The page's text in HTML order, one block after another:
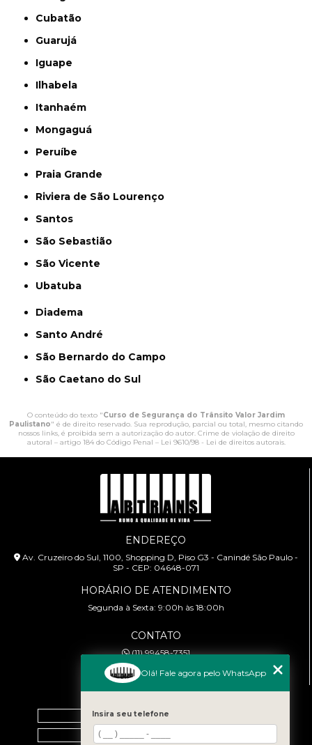
Cubatão
Guarujá
Iguape
Ilhabela
Itanhaém
Mongaguá
Peruíbe
Praia Grande
Riviera de São Lourenço
Santos
São Sebastião
São Vicente
Ubatuba
Diadema
Santo André
São Bernardo do Campo
São Caetano do Sul
O conteúdo do texto "Curso de Segurança do Trânsito Valor Jardim
Paulistano" é de direito reservado. Sua reprodução, parcial ou total, mesmo citando
nossos links, é proibida sem a autorização do autor. Crime de violação de direito
autoral – artigo 184 do Código Penal – Lei 9610/98 - Lei de direitos autorais.
ENDEREÇO
Av. Cruzeiro do Sul, 1100, Shopping D, Piso G3 - Canindé São Paulo -
SP - CEP: 04648-071
HORÁRIO DE ATENDIMENTO
Segunda à Sexta: 9:00h às 18:00h
CONTATO
(11) 99458-7351
cursoabtrans@gmail.com
Home
Empresa
Olá! Fale agora pelo WhatsApp
Insira seu telefone